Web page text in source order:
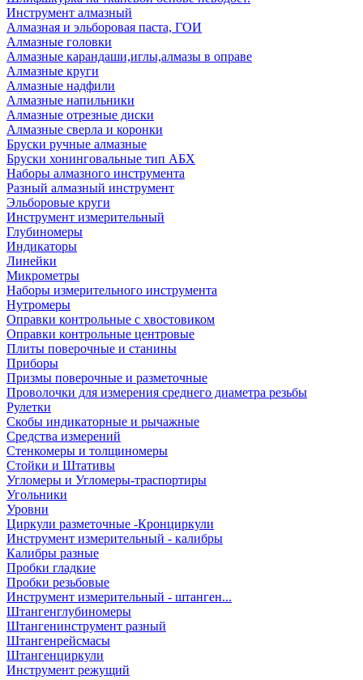
Инструмент алмазный
Алмазная и эльборовая паста, ГОИ
Алмазные головки
Алмазные карандаши,иглы,алмазы в оправе
Алмазные круги
Алмазные надфили
Алмазные напильники
Алмазные отрезные диски
Алмазные сверла и коронки
Бруски ручные алмазные
Бруски хонинговальные тип АБХ
Наборы алмазного инструмента
Разный алмазный инструмент
Эльборовые круги
Инструмент измерительный
Глубиномеры
Индикаторы
Линейки
Микрометры
Наборы измерительного инструмента
Нутромеры
Оправки контрольные с хвостовиком
Оправки контрольные центровые
Плиты поверочные и станины
Приборы
Призмы поверочные и разметочные
Проволочки для измерения среднего диаметра резьбы
Рулетки
Скобы индикаторные и рычажные
Средства измерений
Стенкомеры и толщиномеры
Стойки и Штативы
Угломеры и Угломеры-траспортиры
Угольники
Уровни
Циркули разметочные -Кронциркули
Инструмент измерительный - калибры
Калибры разные
Пробки гладкие
Пробки резьбовые
Инструмент измерительный - штанген...
Штангенглубиномеры
Штангенинструмент разный
Штангенрейсмасы
Штангенциркули
Инструмент режущий